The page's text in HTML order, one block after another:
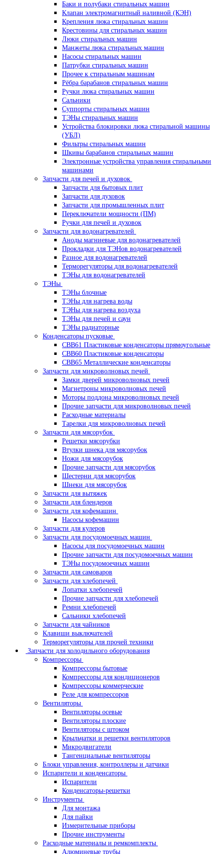
Баки и полубаки стиральных машин
Клапан электромагнитный наливной (КЭН)
Крепления люка стиральных машин
Крестовины для стиральных машин
Люки стиральных машин
Манжеты люка стиральных машин
Насосы стиральных машин
Патрубки стиральных машин
Прочее к стиральным машинам
Рёбра барабанов стиральных машин
Ручки люка стиральных машин
Сальники
Суппорты стиральных машин
ТЭНы стиральных машин
Устройства блокировки люка стиральной машины
(УБЛ)
Фильтры стиральных машин
Шкивы барабанов стиральных машин
Электронные устройства управления стиральными
машинами
Запчасти для печей и духовок
Запчасти для бытовых плит
Запчасти для духовок
Запчасти для промышленных плит
Переключатели мощности (ПМ)
Ручки для печей и духовок
Запчасти для водонагревателей
Аноды магниевые для водонагревателей
Прокладки для ТЭНов водонагревателей
Разное для водонагревателей
Терморегуляторы для водонагревателей
ТЭНы для водонагревателей
ТЭНы
ТЭНы блочные
ТЭНы для нагрева воды
ТЭНы для нагрева воздуха
ТЭНы для печей и саун
ТЭНы радиаторные
Конденсаторы пусковые
CBB61 Пластиковые конденсаторы прямоугольные
CBB60 Пластиковые конденсаторы
CBB65 Металлические конденсаторы
Запчасти для микроволновых печей
Замки дверей микроволновых печей
Магнетроны микроволновых печей
Моторы поддона микроволновых печей
Прочие запчасти для микроволновых печей
Расходные материалы
Тарелки для микроволновых печей
Запчасти для мясорубок
Решетки мясорубки
Втулки шнека для мясорубок
Ножи для мясорубок
Прочие запчасти для мясорубок
Шестерни для мясорубок
Шнеки для мясорубок
Запчасти для вытяжек
Запчасти для блендеров
Запчасти для кофемашин
Насосы кофемашин
Запчасти для кулеров
Запчасти для посудомоечных машин
Насосы для посудомоечных машин
Прочие запчасти для посудомоечных машин
ТЭНы посудомоечных машин
Запчасти для самоваров
Запчасти для хлебопечей
Лопатки хлебопечей
Прочие запчасти для хлебопечей
Ремни хлебопечей
Сальники хлебопечей
Запчасти для чайников
Клавиши выключателей
Терморегуляторы для прочей техники
Запчасти для холодильного оборудования
Компрессоры
Компрессоры бытовые
Компрессоры для кондиционеров
Компрессоры коммерческие
Реле для компрессоров
Вентиляторы
Вентиляторы осевые
Вентиляторы плоские
Вентиляторы с штоком
Крыльчатки и решетки вентиляторов
Микродвигатели
Тангенциальные вентиляторы
Блоки управления, контроллеры и датчики
Испарители и конденсаторы
Испарители
Конденсаторы-решетки
Инструменты
Для монтажа
Для пайки
Измерительные приборы
Прочие инструменты
Расходные материалы и ремкомплекты
Алюминевые трубы